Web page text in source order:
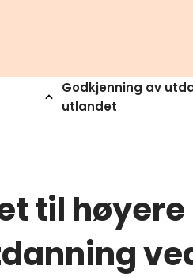
Godkjenning av
utlandet
til høyere